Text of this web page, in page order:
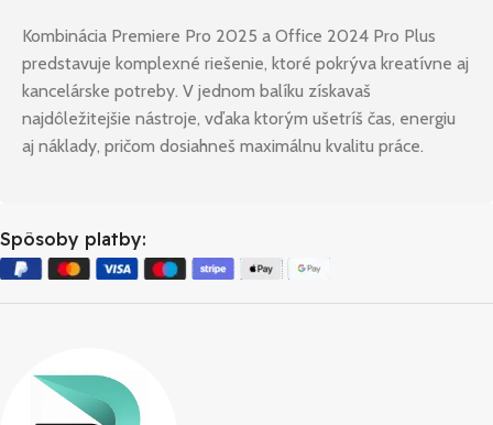
Kombinácia Premiere Pro 2025 a Office 2024 Pro Plus
predstavuje komplexné riešenie, ktoré pokrýva kreatívne aj
kancelárske potreby. V jednom balíku získavaš
najdôležitejšie nástroje, vďaka ktorým ušetríš čas, energiu
aj náklady, pričom dosiahneš maximálnu kvalitu práce.
Spôsoby platby: